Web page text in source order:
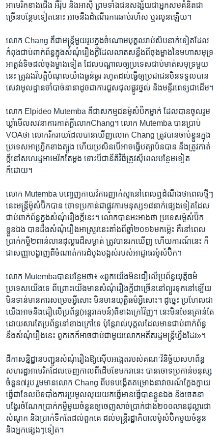
អាមេរិក​ខាងជើង​ អឺរ៉ុប​ និង​អាស៊ី ព្រមទាំង​ជនសង្ស័យ​ជា​អ្នកសមគំនិត​ជា​
ច្រើន​បន្ថែម​ទៀត​នោះ​ អាច​នឹង​ដំណើរ​ការ​ឆាប់​រហ័ស ឬ​រលូន​ឡើយ។
លោក​ Chang គឺ​ជា​មន្ត្រី​មួយ​រូប​ក្នុងចំណោម​បុគ្គល​រាប់​សិប​នាក់​ទៀត​ដែល​
កំពុង​ជាប់​ពាក់ព័ន្ធ​ក្នុង​សំណុំ​រឿង​ក្ដី​ដែល​លាតសន្ធឹង​ពី​ចុង​ម្ខាង​នៃ​មហាសមុទ្រ​
អាត្លង់ទិច​ដល់​ចុង​ម្ខាង​ទៀត ​ដែល​បណ្ដាល​ឲ្យ​ប្រទេស​ជាប់​មាត់​សមុទ្រ​មួយ​
នេះ ត្រូវ​រង​វិបត្តិ​បំណុល​យ៉ាង​ធ្ងន់ធ្ងរ​ រហូត​ដល់​ធ្វើឲ្យ​ប្រជាជន​មិន​ទទួល​បាន​
សេវា​មូលដ្ឋាន​ចាំបាច់​នានា​ដូចជា​ការ​ជួសជុល​ផ្លូវថ្នល់ និង​មន្ទីរពេទ្យ​ជាដើម។
លោក​ Elpideo Mutemba គឺជា​សកម្មជនម៉ូសំប៊ិក​ម្នាក់​ ដែល​បាន​ចូលរួម​
ឃ្លាំមើល​សវនាការ​កាត់​ក្តី​លោក​Chang។ លោក​ Mutemba បាន​ប្រាប់​
VOAថា​ លោក​រីករាយ​ដែល​បាន​ឃើញ​លោក Chang​ ត្រូវ​បាន​ចាប់​ខ្លួន​ក្នុង​
ប្រទេស​អាហ្វ្រិកខាងត្បូង​ ហើយ​ប្រសិន​បើ​អាច​ធ្វើ​បត្យាប័ន​បាន នឹង​ត្រូវ​កាត់​
ក្ដី​នៅ​សហរដ្ឋ​អាមេរិកតែ​ម្ដង ទោះបីជា​នីតិវិធី​ត្រូវ​ស៊ី​ពេល​បន្ថែម​ទៀត​
ក៏ដោយ។
លោក​ Mutemba បញ្ចេញ​កាយវិការ​ញាក់ស្មា​នៅ​ពេល​ឮ​ដំណឹង​ថា​ពេល​ថ្មីៗ​
នេះ​មន្ត្រី​ម៉ូសំប៊ិក​បាន ចោទប្រកាន់​ជា​ផ្លូវការ​មនុស្ស១៨​នាក់​ផ្សេង​ទៀត​ដែល​
ជាប់ពាក់ព័ន្ធ​ក្នុង​សំណុំ​រឿង​ក្តី​នេះ។ លោក​បាន​អះអាង​ថា​ ប្រទេស​ម៉ូសំប៊ិក​
ខ្លួនឯង​ ​បាន​ដឹង​សំណុំរឿង​អាស្រូវ​នេះ​តាំង​ពី​ឆ្នាំ​២០១៦​មកម្ល៉េះ​ គឺ​នៅ​ពេល​
ប្រាក់កម្ចី​២​ពាន់​លាន​ដុល្លារ​ដ៏​សម្ងាត់​ ត្រូវ​បាន​រក​ឃើញ ហើយ​ការណ៍​នេះ​ ក៏​
ជា​សញ្ញា​បង្ហាញ​ពី​ចំណាត់​ការ​ដំបូង​បង្អស់​របស់​អាជ្ញាធរ​ម៉ូសំប៊ិក។
លោក Mutemba​បាន​បន្ថែម​ថា៖ «ពួក​យើង​មិន​ជឿ​លើ​ប្រព័ន្ធ​យុត្តិធម៌​
ប្រទេស​យើង​ទេ​ ពីព្រោះ​យើង​មាន​សំណុំរឿង​ក្ដី​ជាច្រើន​នៅ​ព្យួរ​ទុក​នៅឡើយ​
មិនទាន់​មាន​ការ​សម្រេច​អ្វី​សោះ​ មិន​មាន​យុត្តិធម៌​អ្វី​សោះ។ ដូច្នេះ​ ប្រហែល​ជា​
យើង​អាច​នឹង​ជឿ​លើ​ប្រព័ន្ធ​(អន្តរាគមន៍)ពី​ខាង​ក្រៅ​វិញ។ នេះ​មិនមែន​គ្រាន់តែ​
ដោយសារ​តែ​ប្រព័ន្ធ​នៅ​ខាង​ក្រៅ​ទេ ប៉ុន្តែ​រាល់​បុគ្គល​ដែល​មាន​ជាប់​ពាក់ព័ន្ធ​
នឹង​សំណុំរឿង​នេះ ពួកគេ​ក៏​អាច​ជាប់​ជាមួយ​លោក​អតីត​រដ្ឋមន្ត្រីហ្នឹង​ដែរ»។
ដីកា​សន្និដ្ឋាន​បញ្ជូន​សំណុំ​រឿង​ឱ្យ​ស៊ើបអង្កេត​របស់​គណៈវិនិច្ឆ័យ​សហព័ន្ធ​
សហរដ្ឋ​អាមេរិក​ដែល​ចេញ​កាល​ពីដើម​ខែ​មករា​នេះ​ បាន​ចោទ​ប្រកាន់​មនុស្ស​
ចំនួន​៧​រូប​ រួមមាន​លោក Chang ពី​បទ​បង្កើត​គម្រោង​នាវាចរណ៍​ក្លែងក្លាយ​
ធ្វើ​ជា​ខែល​បិទបាំង​ការ​ប្រមូល​លុយ​យក​ធ្វើ​មាន​ធ្វើ​បាន​ខ្លួនឯង​ និង​ចេតនា​
បង្វែរ​ចំណែកប្រាក់កម្ចី​មួយ​ចំនួន​ឲ្យ​ចេញ​សាច់​ប្រាក់​ជាង​២០០លាន​ដុល្លារ​ជា​
សំណូក​ និង​ប្រាក់​ទឹកតែ​ដល់​ពួកគេ​ ដល់​មន្ត្រី​រដ្ឋាភិបាល​ម៉ូសំប៊ិក​មួយ​ចំនួន​
និង​អ្នក​ផ្សេងៗ​ទៀត។